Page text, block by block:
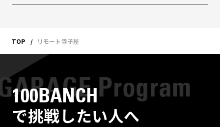
TOP リモート寺子屋
100BANCH
で挑戦したい人へ